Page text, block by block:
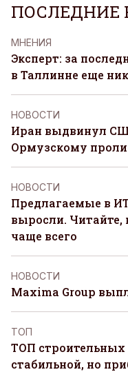
ПОСЛЕДНИЕ
MНЕНИЯ
Эксперт: за
в Таллинне еще
НОВОСТИ
Иран выдвинул
Ормузскому
НОВОСТИ
Предлагаемые в
выросли. Читайте,
чаще всего
НОВОСТИ
Maxima Group
ТОП
ТОП
стабильной, но